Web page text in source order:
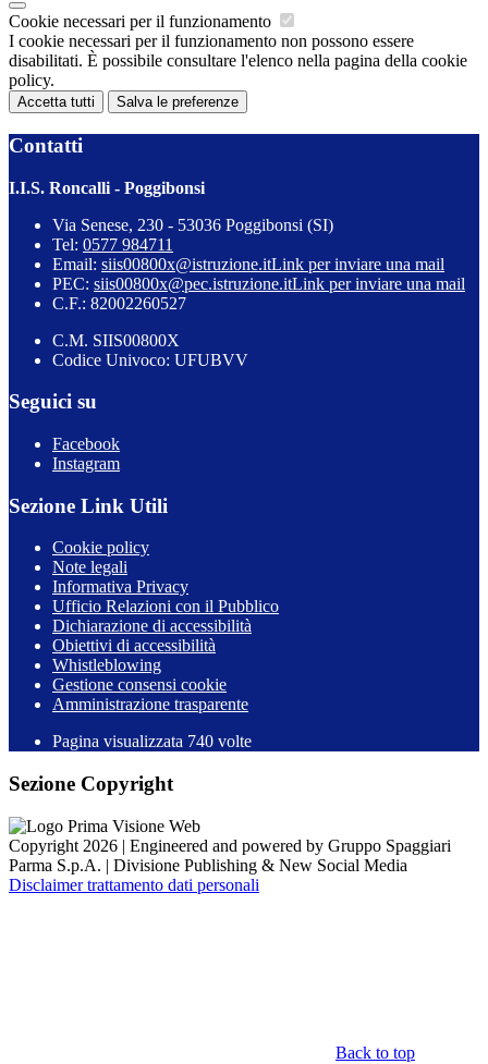
Cookie necessari per il funzionamento
I cookie necessari per il funzionamento non possono essere
disabilitati. È possibile consultare l'elenco nella pagina della cookie
policy.
Accetta tutti Salva le preferenze
Contatti
I.I.S. Roncalli - Poggibonsi
Via Senese, 230 - 53036 Poggibonsi (SI)
Tel: 0577 984711
Email: siis00800x@istruzione.itLink per inviare una mail
PEC: siis00800x@pec.istruzione.itLink per inviare una mail
C.F.: 82002260527
C.M. SIIS00800X
Codice Univoco: UFUBVV
Seguici su
Facebook
Instagram
Sezione Link Utili
Cookie policy
Note legali
Informativa Privacy
Ufficio Relazioni con il Pubblico
Dichiarazione di accessibilità
Obiettivi di accessibilità
Whistleblowing
Gestione consensi cookie
Amministrazione trasparente
Pagina visualizzata 740 volte
Sezione Copyright
Copyright 2026 | Engineered and powered by Gruppo Spaggiari
Parma S.p.A. | Divisione Publishing & New Social Media
Disclaimer trattamento dati personali
Back to top